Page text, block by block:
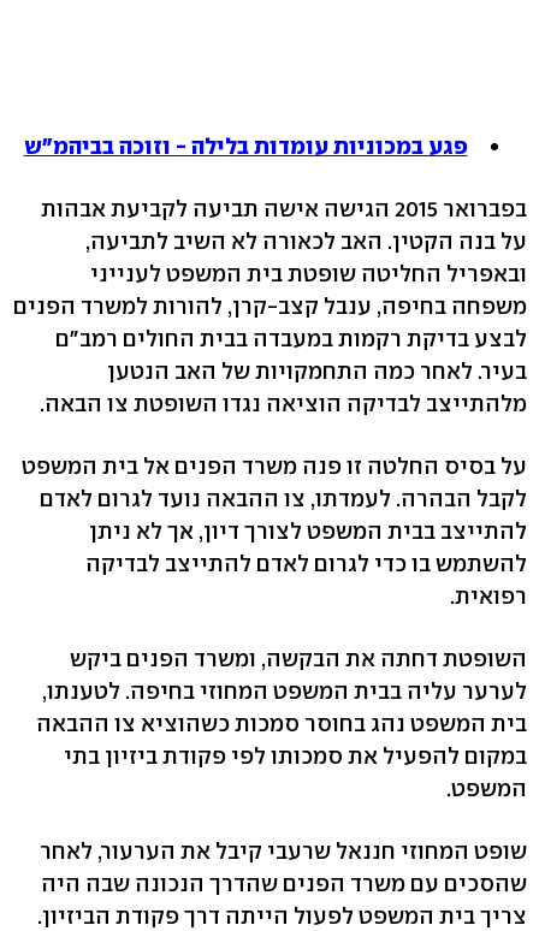
פגע במכוניות עומדות בלילה - וזוכה בביהמ"ש
בפברואר 2015 הגישה אישה תביעה לקביעת אבהות
על בנה הקטין. האב לכאורה לא השיב לתביעה,
ובאפריל החליטה שופטת בית המשפט לענייני
משפחה בחיפה, ענבל קצב-קרן, להורות למשרד הפנים
לבצע בדיקת רקמות במעבדה בבית החולים רמב"ם
בעיר. לאחר כמה התחמקויות של האב הנטען
מלהתייצב לבדיקה הוציאה נגדו השופטת צו הבאה.
על בסיס החלטה זו פנה משרד הפנים אל בית המשפט
לקבל הבהרה. לעמדתו, צו ההבאה נועד לגרום לאדם
להתייצב בבית המשפט לצורך דיון, אך לא ניתן
להשתמש בו כדי לגרום לאדם להתייצב לבדיקה
רפואית.
השופטת דחתה את הבקשה, ומשרד הפנים ביקש
לערער עליה בבית המשפט המחוזי בחיפה. לטענתו,
בית המשפט נהג בחוסר סמכות כשהוציא צו ההבאה
במקום להפעיל את סמכותו לפי פקודת ביזיון בתי
המשפט.
שופט המחוזי חננאל שרעבי קיבל את הערעור, לאחר
שהסכים עם משרד הפנים שהדרך הנכונה שבה היה
צריך בית המשפט לפעול הייתה דרך פקודת הביזיון.